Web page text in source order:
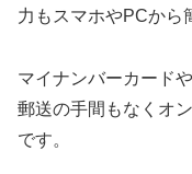
力もスマホやPCから
マイナンバーカード
郵送の手間もなくオ
です。